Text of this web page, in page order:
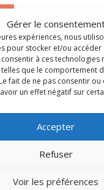
Gérer le
expériences, nous
pour stocker et/ou
à ces technologies
que le comportement
fait de ne pas consentir
un effet négatif sur
Accepter
Refuser
Voir les préférences